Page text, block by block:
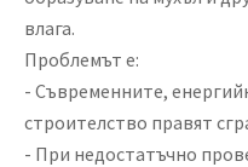
влага.
Проблемът е:
- Съвременните,
строителство правят
- При недостатъчно